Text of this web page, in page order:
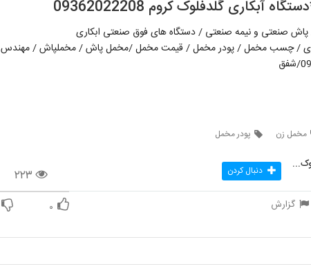
گلدفلوک کروم 09362022208
صنعتی و نیمه صنعتی / دستگاه های فوق صنعتی ابکاری
/ چسب مخمل / پودر مخمل / قیمت مخمل /مخمل پاش / مخملپاش / مهندس
مخمل زن پودر مخمل
۲۲۳
تولیددستگاه مخمل پاش*آبکاری گلدفلوک 09106565375 دنبال کردن
گزارش ۰